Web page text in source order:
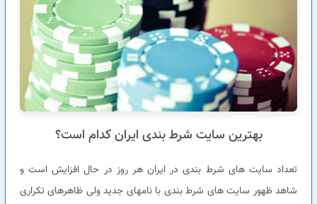
بهترین سایت شرط بندی ایران کدام است؟
تعداد سایت های شرط بندی در ایران هر روز در حال افزایش است و
شاهد ظهور سایت های شرط بندی با نامهای جدید ولی ظاهرهای تکراری